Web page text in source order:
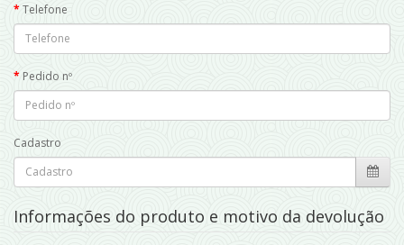
Telefone
Pedido nº
Cadastro
Informações do produto e motivo da devolução